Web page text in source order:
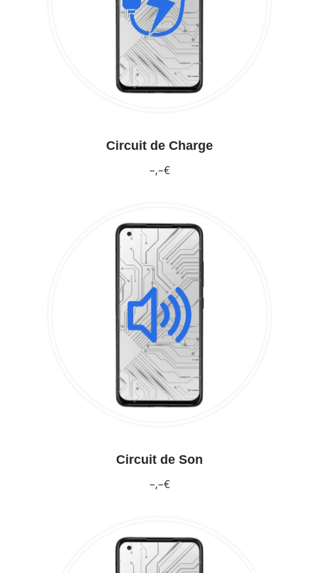
Circuit de Charge
–,–€
Circuit de Son
–,–€